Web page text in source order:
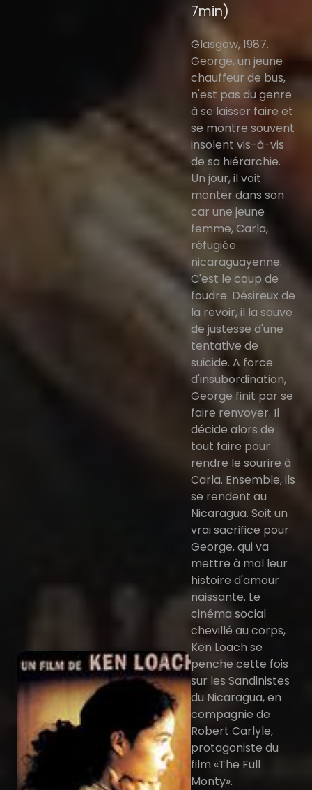
7min)
Glasgow, 1987.
George, un jeune
chauffeur de bus,
n'est pas du genre
à se laisser faire et
se montre souvent
insolent vis-à-vis
de sa hiérarchie.
Un jour, il voit
monter dans son
car une jeune
femme, Carla,
réfugiée
nicaraguayenne.
C'est le coup de
foudre. Désireux de
la revoir, il la sauve
de justesse d'une
tentative de
suicide. A force
d'insubordination,
George finit par se
faire renvoyer. Il
décide alors de
tout faire pour
rendre le sourire à
Carla. Ensemble, ils
se rendent au
Nicaragua. Soit un
vrai sacrifice pour
George, qui va
mettre à mal leur
histoire d'amour
naissante. Le
cinéma social
chevillé au corps,
Ken Loach se
penche cette fois
sur les Sandinistes
du Nicaragua, en
compagnie de
Robert Carlyle,
protagoniste du
film «The Full
Monty».